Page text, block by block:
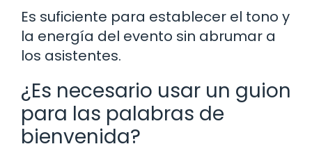
Es suficiente para establecer el tono y
la energía del evento sin abrumar a
los asistentes.
¿Es necesario usar un guion
para las palabras de
bienvenida?